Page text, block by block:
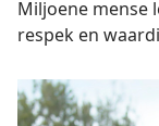
Miljoene mense
respek en